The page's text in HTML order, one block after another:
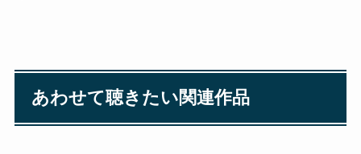
あわせて聴きたい関連作品